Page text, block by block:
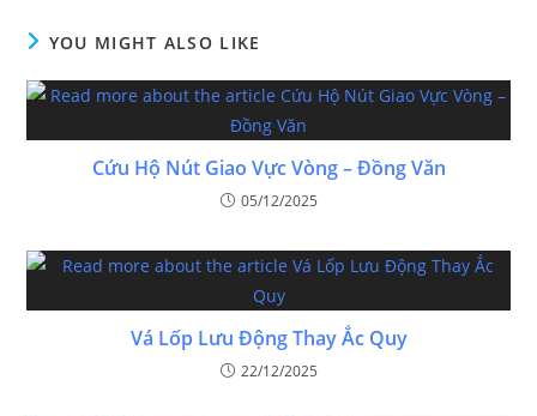
YOU MIGHT ALSO LIKE
Cứu Hộ Nút Giao Vực Vòng – Đồng Văn
05/12/2025
Vá Lốp Lưu Động Thay Ắc Quy
22/12/2025